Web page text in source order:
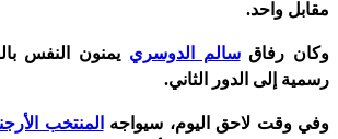
مقابل واحد.
وكان رفاقسالم الدوسري يمنون النفس
رسمية إلى الدور الثاني.
وفي وقت لاحق اليوم، سيواجه المنتخب